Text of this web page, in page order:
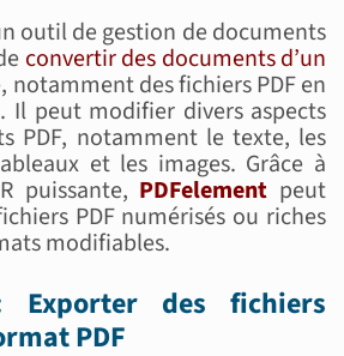
outil de gestion de documents
convertir des documents d’un
, notamment des fichiers PDF en
Il peut modifier divers aspects
PDF, notamment le texte, les
et les images. Grâce à
puissante, PDFelement peut
PDF numérisés ou riches
modifiables.
des fichiers
PDF